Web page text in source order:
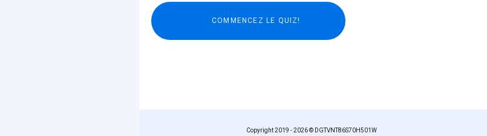
Copyright 2019 - 2026 © DGTVNT86S70H501W